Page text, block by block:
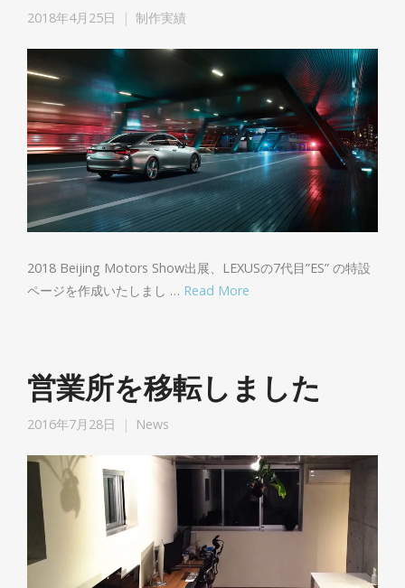
2018年4月25日 制作実績
2018 Beijing Motors Show出展、LEXUSの7代目”ES” の特設
ページを作成いたしまし … Read More
営業所を移転しました
2016年7月28日 News